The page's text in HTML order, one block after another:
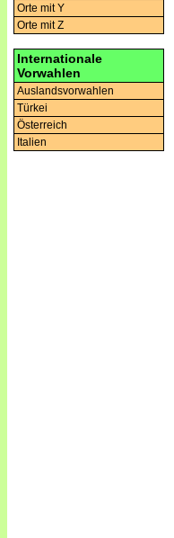
Orte mit Y
Orte mit Z
Internationale
Vorwahlen
Auslandsvorwahlen
Türkei
Österreich
Italien